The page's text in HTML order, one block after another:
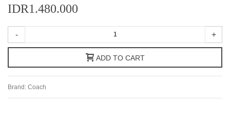
IDR1.480.000
- +
ADD TO CART
Brand: Coach